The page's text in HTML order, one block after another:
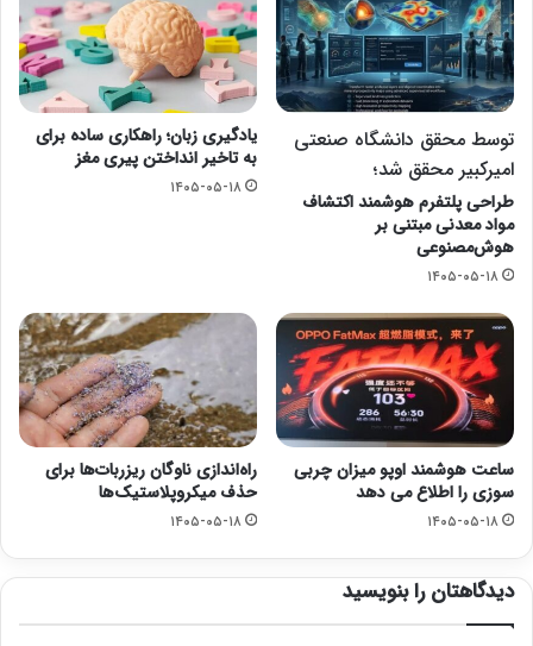
توسط محقق دانشگاه صنعتی
امیرکبیر محقق شد؛
طراحی پلتفرم هوشمند اکتشاف
مواد معدنی مبتنی بر
هوش‌مصنوعی
۱۴۰۵-۰۵-۱۸
یادگیری زبان؛ راهکاری ساده برای
به تاخیر انداختن پیری مغز
۱۴۰۵-۰۵-۱۸
ساعت هوشمند اوپو میزان چربی
سوزی را اطلاع می دهد
۱۴۰۵-۰۵-۱۸
راه‌اندازی ناوگان ریزربات‌ها برای
حذف میکروپلاستیک‌ها
۱۴۰۵-۰۵-۱۸
دیدگاهتان را بنویسید